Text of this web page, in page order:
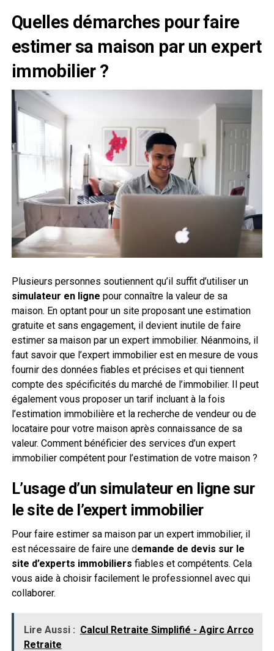
Quelles démarches pour faire
estimer sa maison par un expert
immobilier ?
Plusieurs personnes soutiennent qu’il suffit d’utiliser un
simulateur en ligne pour connaître la valeur de sa
maison. En optant pour un site proposant une estimation
gratuite et sans engagement, il devient inutile de faire
estimer sa maison par un expert immobilier. Néanmoins, il
faut savoir que l’expert immobilier est en mesure de vous
fournir des données fiables et précises et qui tiennent
compte des spécificités du marché de l’immobilier. Il peut
également vous proposer un tarif incluant à la fois
l’estimation immobilière et la recherche de vendeur ou de
locataire pour votre maison après connaissance de sa
valeur. Comment bénéficier des services d’un expert
immobilier compétent pour l’estimation de votre maison ?
L’usage d’un simulateur en ligne sur
le site de l’expert immobilier
Pour faire estimer sa maison par un expert immobilier, il
est nécessaire de faire une demande de devis sur le
site d’experts immobiliers fiables et compétents. Cela
vous aide à choisir facilement le professionnel avec qui
collaborer.
Lire Aussi : Calcul Retraite Simplifié - Agirc Arrco
Retraite